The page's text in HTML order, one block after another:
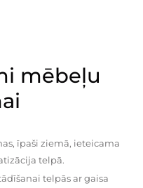
mēbeļu
īpaši ziemā, ieteicama
telpā.
telpās ar gaisa